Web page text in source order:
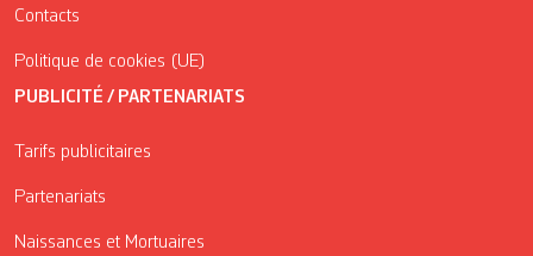
Contacts
Politique de cookies (UE)
PUBLICITÉ / PARTENARIATS
Tarifs publicitaires
Partenariats
Naissances et Mortuaires